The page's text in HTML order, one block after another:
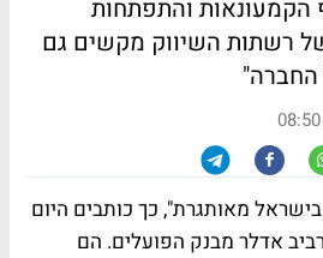
הקמעונאות והתפתחות
רשתות השיווק מקשים גם
החברה"
מאותגרת", כך כותבים היום
אדלר מבנק הפועלים. הם